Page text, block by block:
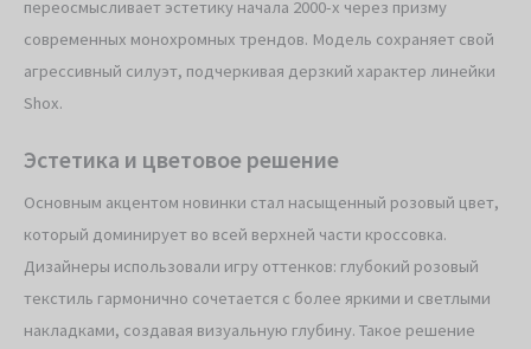
переосмысливает эстетику начала 2000-х через призму
современных монохромных трендов. Модель сохраняет свой
агрессивный силуэт, подчеркивая дерзкий характер линейки
Shox.
Эстетика и цветовое решение
Основным акцентом новинки стал насыщенный розовый цвет,
который доминирует во всей верхней части кроссовка.
Дизайнеры использовали игру оттенков: глубокий розовый
текстиль гармонично сочетается с более яркими и светлыми
накладками, создавая визуальную глубину. Такое решение